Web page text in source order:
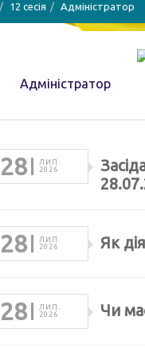
12 сесія Адміністратор
Адміністратор
28
ЛИП.
2026
28
ЛИП.
2026
Як
28
ЛИП.
2026
Чи